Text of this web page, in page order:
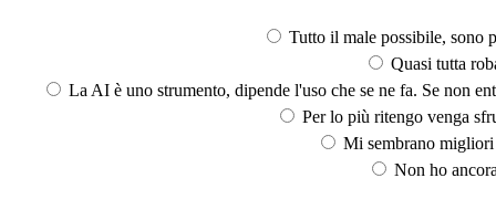
Tutto il male possibile, sono
Quasi tutta
La AI è uno strumento, dipende l'uso che se ne fa. Se non
Per lo più ritengo venga
Mi sembrano
Non ho